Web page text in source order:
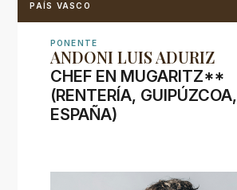
PAÍS VASCO
PONENTE
ANDONI LUIS ADURIZ
CHEF EN MUGARITZ**
(RENTERÍA, GUIPÚZCOA,
ESPAÑA)